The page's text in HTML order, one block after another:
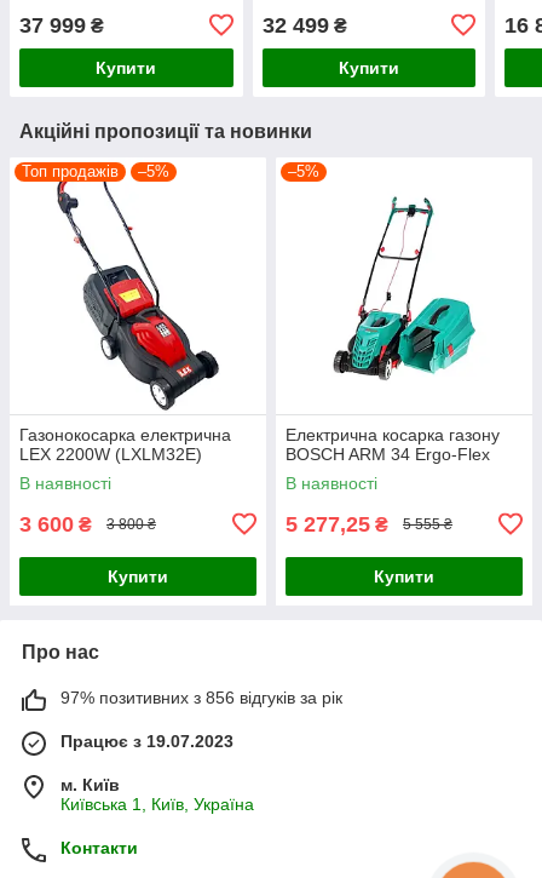
37 999 ₴
Купити
32 499₴
Купити
16
Акційні пропозиції та новинки
Топ продажів –5%
Газонокосарка електрична
LEX 2200W (LXLM32E)
В наявності
3 600 ₴ 3 800 ₴
Купити
–5%
Електрична косарка газону
BOSCH ARM 34 Ergo-Flex
В наявності
5 277,25 ₴ 5 555 ₴
Купити
Про нас
97% позитивних з 856 відгуків за рік
Працює з 19.07.2023
м. Київ
Київська 1, Київ, Україна
Контакти